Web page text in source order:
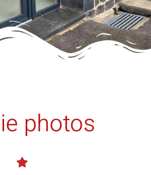
photos